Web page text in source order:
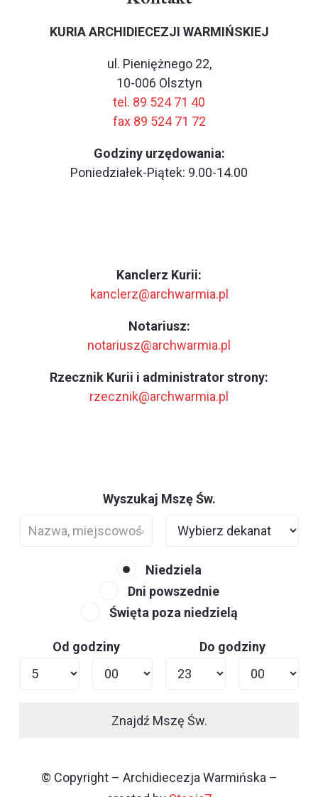
KURIA ARCHIDIECEZJI WARMIŃSKIEJ
ul. Pieniężnego 22,
10-006 Olsztyn
tel. 89 524 71 40
fax 89 524 71 72
Godziny urzędowania:
Poniedziałek-Piątek: 9.00-14.00
Kanclerz Kurii:
kanclerz@archwarmia.pl
Notariusz:
notariusz@archwarmia.pl
Rzecznik Kurii i administrator strony:
rzecznik@archwarmia.pl
Wyszukaj Mszę Św.
Niedziela
Dni powszednie
Święta poza niedzielą
Od godziny Do godziny
Znajdź Mszę Św.
© Copyright – Archidiecezja Warmińska –